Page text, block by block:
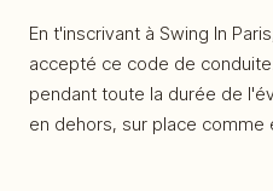
En t'inscrivant à Swing In
accepté ce code de
pendant toute la durée de
en dehors, sur place comme